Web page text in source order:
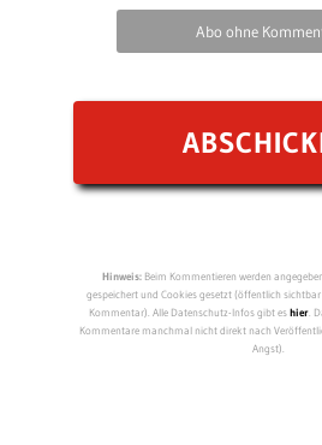
Abo ohne
Hinweis:Beim Kommentieren werden
gespeichert und Cookies gesetzt (öffentlich
Kommentar). Alle Datenschutz-Infos gibt eshier.
Kommentare manchmal nicht direkt nach
Angst).